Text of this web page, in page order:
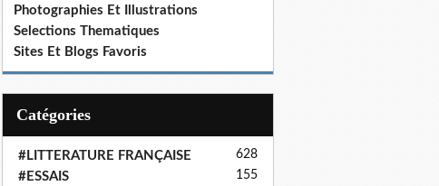
Photographies Et Illustrations
Selections Thematiques
Sites Et Blogs Favoris
Catégories
#LITTERATURE FRANÇAISE 628
#ESSAIS 155